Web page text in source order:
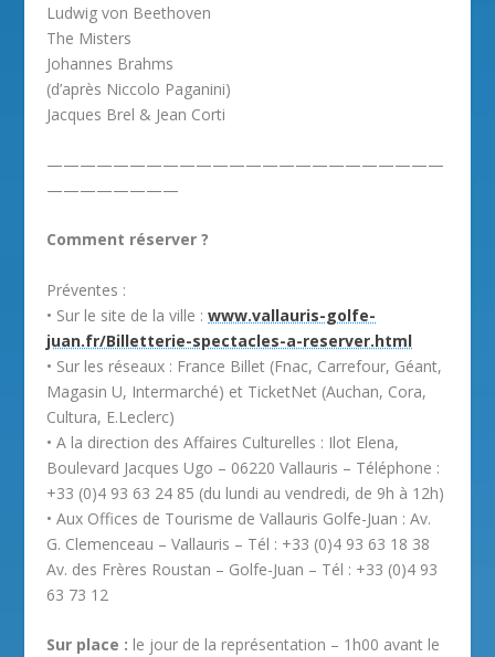
Ludwig von Beethoven
The Misters
Johannes Brahms
(d’après Niccolo Paganini)
Jacques Brel & Jean Corti
————————————————————————
————————
Comment réserver ?
Préventes :
• Sur le site de la ville :www.vallauris-golfe-
juan.fr/Billetterie-spectacles-a-reserver.html
• Sur les réseaux : France Billet (Fnac, Carrefour, Géant,
Magasin U, Intermarché) et TicketNet (Auchan, Cora,
Cultura, E.Leclerc)
• A la direction des Affaires Culturelles : Ilot Elena,
Boulevard Jacques Ugo – 06220 Vallauris – Téléphone :
+33 (0)4 93 63 24 85 (du lundi au vendredi, de 9h à 12h)
• Aux Offices de Tourisme de Vallauris Golfe-Juan : Av.
G. Clemenceau – Vallauris – Tél : +33 (0)4 93 63 18 38
Av. des Frères Roustan – Golfe-Juan – Tél : +33 (0)4 93
63 73 12
Sur place : le jour de la représentation – 1h00 avant le